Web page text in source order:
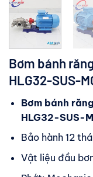
Bơm bánh
HLG32-SUS-
Bơm bánh
HLG32-SUS-
Bảo hành 12
Vật liệu đầu